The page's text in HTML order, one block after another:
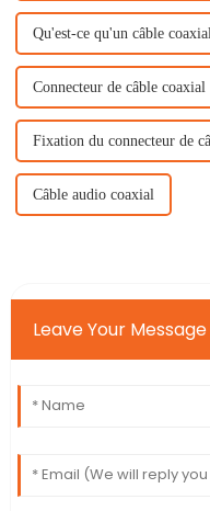
Qu'est-ce qu'un câble
Connecteur de câble coaxial
Fixation du connecteur de
Câble audio coaxial
Leave Your Message